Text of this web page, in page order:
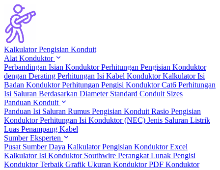
Kalkulator Pengisian Konduit
Alat Konduktor
Perbandingan Isian KonduktorPerhitungan Pengisian Konduktor
dengan Derating Perhitungan Isi Kabel KonduktorKalkulator Isi
Badan KonduktorPerhitungan Pengisi Konduktor Cat6 Perhitungan
Isi Saluran Berdasarkan Diameter Standard Conduit Sizes
Panduan Konduit
Panduan Isi Saluran Rumus Pengisian Konduit Rasio Pengisian
KonduktorPerhitungan Isi Konduktor (NEC) Jenis Saluran Listrik
Luas Penampang Kabel
Sumber Eksperten
Pusat Sumber Daya Kalkulator Pengisian Konduktor Excel
Kalkulator Isi Konduktor Southwire Perangkat Lunak Pengisi
Konduktor Terbaik Grafik Ukuran Konduktor PDF Konduktor